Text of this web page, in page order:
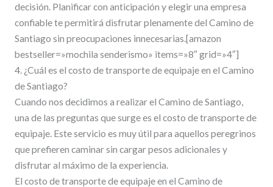
decisión. Planificar con anticipación y elegir una empresa
confiable te permitirá disfrutar plenamente del Camino de
Santiago sin preocupaciones innecesarias.[amazon
bestseller=»mochila senderismo» items=»8″ grid=»4″]
4. ¿Cuál es el costo de transporte de equipaje en el Camino
de Santiago?
Cuando nos decidimos a realizar el Camino de Santiago,
una de las preguntas que surge es el costo de transporte de
equipaje. Este servicio es muy útil para aquellos peregrinos
que prefieren caminar sin cargar pesos adicionales y
disfrutar al máximo de la experiencia.
El costo de transporte de equipaje en el Camino de